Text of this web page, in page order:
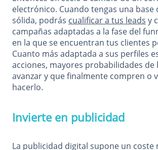
electrónico. Cuando tengas una base
sólida, podrás cualificar a tus leads y
campañas adaptadas a la fase del
en la que se encuentran tus clientes
Cuanto más adaptada a sus perfiles
acciones, mayores probabilidades de
avanzar y que finalmente compren o
hacerlo.
Invierte en publicidad
La publicidad digital supone un coste